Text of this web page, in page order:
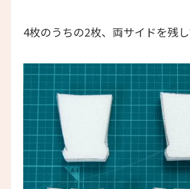
4枚のうちの2枚、両サイドを残し